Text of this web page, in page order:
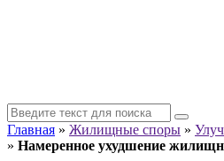
Главная » Жилищные споры »
» Намеренное ухудшение